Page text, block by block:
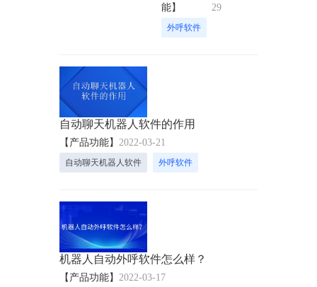
能】
29
外呼软件
自动聊天机器人软件的作用
【产品功能】 2022-03-21
自动聊天机器人软件 外呼软件
机器人自动外呼软件怎么样？
【产品功能】 2022-03-17